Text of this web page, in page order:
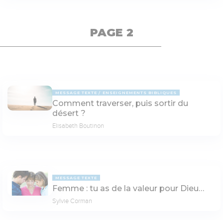
PAGE 2
MESSAGE TEXTE ENSEIGNEMENTS BIBLIQUES
Comment traverser, puis sortir du
désert ?
Elisabeth Boutinon
MESSAGE TEXTE
Femme : tu as de la valeur pour Dieu…
Sylvie Corman